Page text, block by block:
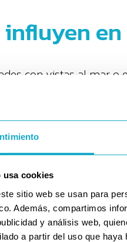
usa cookies
sitio web se usan para
Además, compartimos
y análisis web,
a partir del uso que
con vistas al mar o
muchas casas
y te conseguimos
y perfiles mixtos.
tipo fijo
el préstamo. Ideales